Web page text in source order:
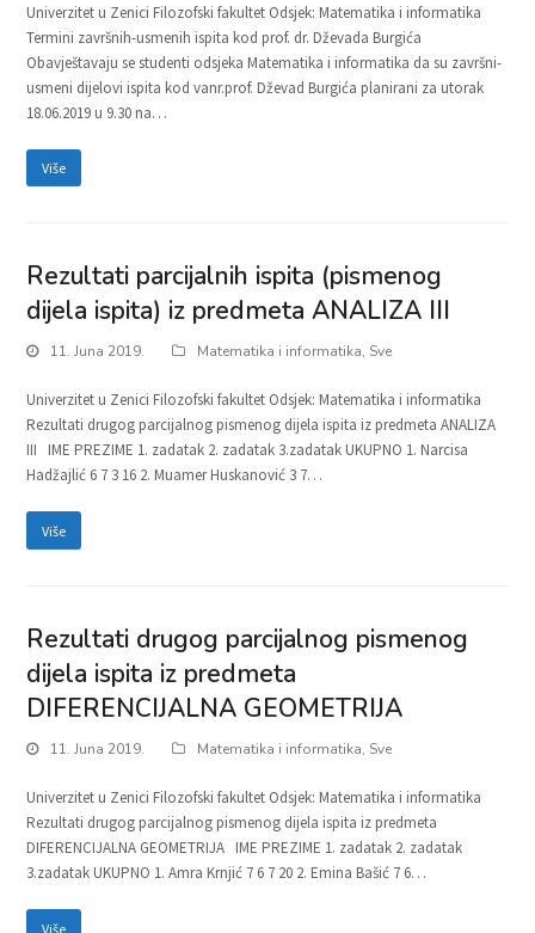
Univerzitet u Zenici Filozofski fakultet Odsjek: Matematika i informatika
Termini završnih-usmenih ispita kod prof. dr. Dževada Burgića
Obavještavaju se studenti odsjeka Matematika i informatika da su završni-
usmeni dijelovi ispita kod vanr.prof. Dževad Burgića planirani za utorak
18.06.2019 u 9.30 na…
Više
Rezultati parcijalnih ispita (pismenog
dijela ispita) iz predmeta ANALIZA III
11. Juna 2019. Matematika i informatika, Sve
Univerzitet u Zenici Filozofski fakultet Odsjek: Matematika i informatika
Rezultati drugog parcijalnog pismenog dijela ispita iz predmeta ANALIZA
III IME PREZIME 1. zadatak 2. zadatak 3.zadatak UKUPNO 1. Narcisa
Hadžajlić 6 7 3 16 2. Muamer Huskanović 3 7…
Više
Rezultati drugog parcijalnog pismenog
dijela ispita iz predmeta
DIFERENCIJALNA GEOMETRIJA
11. Juna 2019. Matematika i informatika, Sve
Univerzitet u Zenici Filozofski fakultet Odsjek: Matematika i informatika
Rezultati drugog parcijalnog pismenog dijela ispita iz predmeta
DIFERENCIJALNA GEOMETRIJA IME PREZIME 1. zadatak 2. zadatak
3.zadatak UKUPNO 1. Amra Krnjić 7 6 7 20 2. Emina Bašić 7 6…
Više